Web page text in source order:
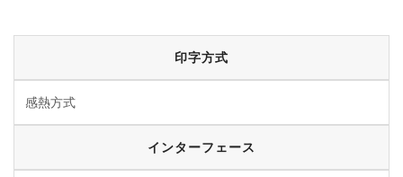
印字方式
感熱方式
インターフェース